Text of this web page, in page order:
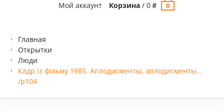
Мой аккаунт
Корзина /0₴ 0
Главная
Открытки
Люди
Кадр із фільму 1985. Аплодисменты, аплодисменты…
/p104